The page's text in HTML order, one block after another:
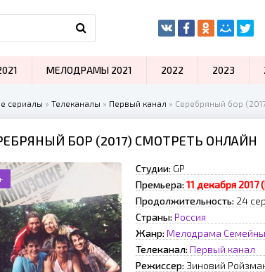
сериалы » Телеканалы » Первый канал » Серебряный бор
БОР (2017) СМОТРЕТЬ ОНЛАЙН
Студии: GP
Премьера: 11 декабря
Продолжительность: 24
Страны: Россия
Жанр: Мелодрама
Телеканал: Первый канал
Режиссер: Зиновий
МЕЛОДРАМЫ 2021 2022 2023